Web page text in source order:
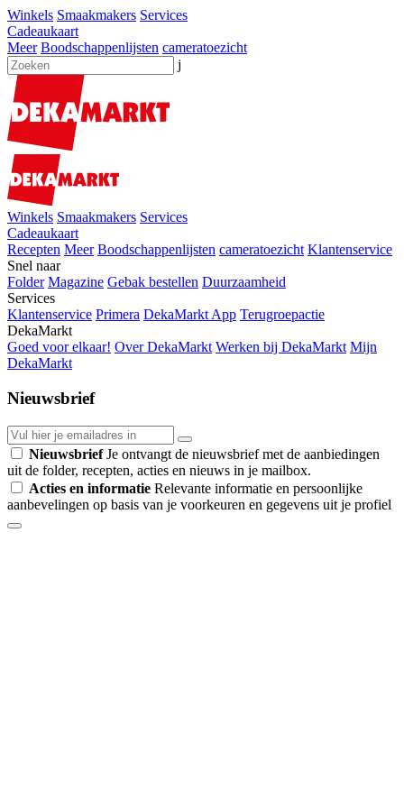
Winkels Smaakmakers Services
Cadeaukaart
Meer Boodschappenlijsten cameratoezicht
j
Winkels Smaakmakers Services
Cadeaukaart
Recepten Meer Boodschappenlijsten cameratoezicht Klantenservice
Snel naar
Folder Magazine Gebak bestellen Duurzaamheid
Services
Klantenservice Primera DekaMarkt App Terugroepactie
DekaMarkt
Goed voor elkaar! Over DekaMarkt Werken bij DekaMarkt Mijn
DekaMarkt
Nieuwsbrief
NieuwsbriefJe ontvangt de nieuwsbrief met de aanbiedingen
uit de folder, recepten, acties en nieuws in je mailbox.
Acties en informatie Relevante informatie en persoonlijke
aanbevelingen op basis van je voorkeuren en gegevens uit je profiel